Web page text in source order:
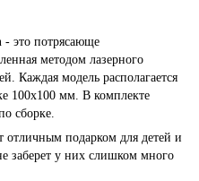
- это потрясающе
методом лазерного
Каждая модель располагается
100х100 мм. В комплекте
сборке.
подарком для детей и
заберет у них слишком много